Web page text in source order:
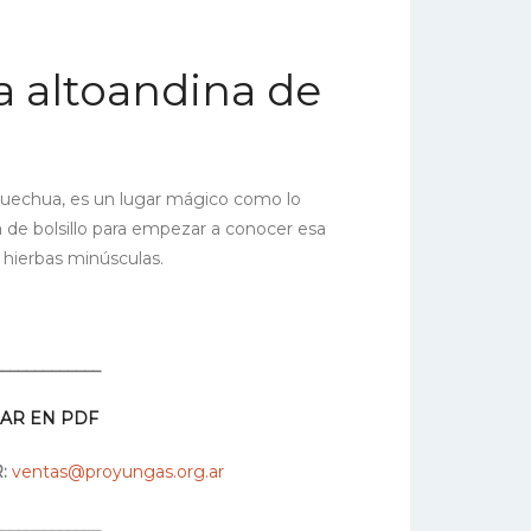
altoandina de
es un lugar mágico como lo
bolsillo para empezar a conocer esa
minúsculas.
EN PDF
ventas@proyungas.org.ar